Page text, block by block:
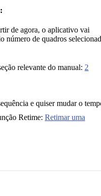
de agora, o aplicativo vai
número de quadros
relevante do manual: 2
e quiser mudar o
Retime: Retimar uma